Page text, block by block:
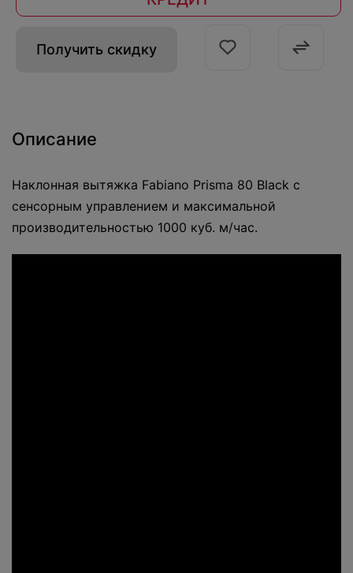
Получить скидку
Описание
Наклонная вытяжка Fabiano Prisma 80 Black с
сенсорным управлением и максимальной
производительностью 1000 куб. м/час.